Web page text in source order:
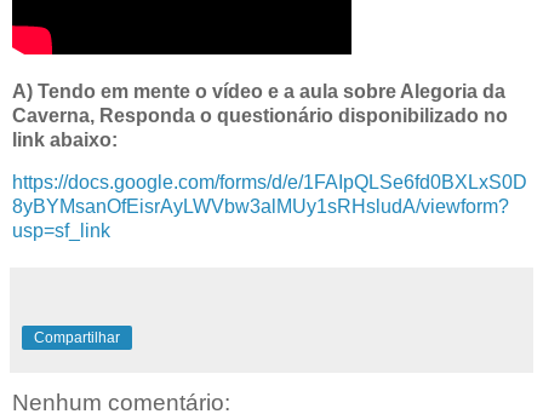
A) Tendo em mente o vídeo e a aula sobre Alegoria da
Caverna, Responda o questionário disponibilizado no
link abaixo:
https://docs.google.com/forms/d/e/1FAIpQLSe6fd0BXLxS0D
8yBYMsanOfEisrAyLWVbw3alMUy1sRHsludA/viewform?
usp=sf_link
Compartilhar
Nenhum comentário: